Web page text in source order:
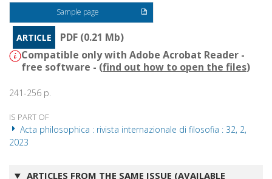
Sample page
ARTICLE
PDF (0.21 Mb)
Compatible only with Adobe Acrobat Reader -
free software - (find out how to open the files)
241-256 p.
IS PART OF
Acta philosophica : rivista internazionale di filosofia : 32, 2,
2023
ARTICLES FROM THE SAME ISSUE (AVAILABLE